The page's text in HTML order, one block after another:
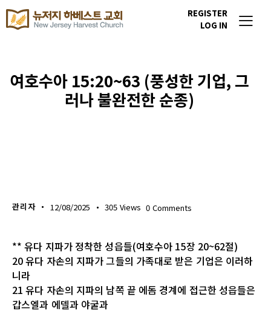
REGISTER
LOG IN
여호수아 15:20~63 (풍성한 기업, 그
러나 불완전한 순종)
관리자 12/08/2025 305 Views 0 Comments
** 유다 지파가 정착한 성읍들(여호수아 15장 20~62절)
20 유다 자손의 지파가 그들의 가족대로 받은 기업은 이러하
니라
21 유다 자손의 지파의 남쪽 끝 에돔 경계에 접근한 성읍들은
갑스엘과 에델과 야굴과